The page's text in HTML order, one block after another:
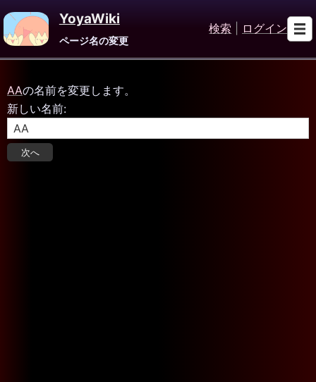
YoyaWiki
ページ名の変更
検索 ログイン
AAの名前を変更します。
新しい名前: